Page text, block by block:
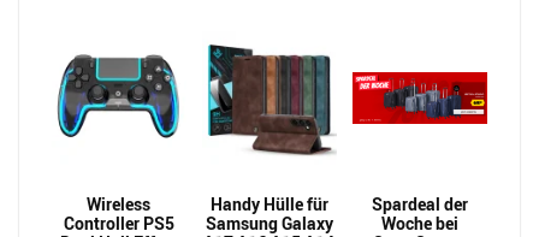
Wireless
Controller PS5
Handy Hülle für
Samsung Galaxy
Spardeal der
Woche bei